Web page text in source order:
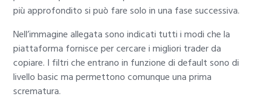
più approfondito si può fare solo in una fase successiva.
Nell’immagine allegata sono indicati tutti i modi che la
piattaforma fornisce per cercare i migliori trader da
copiare. I filtri che entrano in funzione di default sono di
livello basic ma permettono comunque una prima
scrematura.